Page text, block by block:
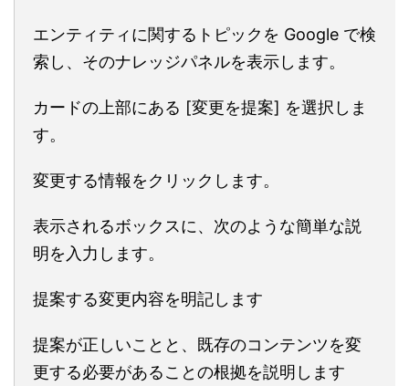
エンティティに関するトピックを Google で検
索し、そのナレッジパネルを表示します。
カードの上部にある [変更を提案] を選択しま
す。
変更する情報をクリックします。
表示されるボックスに、次のような簡単な説
明を入力します。
提案する変更内容を明記します
提案が正しいことと、既存のコンテンツを変
更する必要があることの根拠を説明します